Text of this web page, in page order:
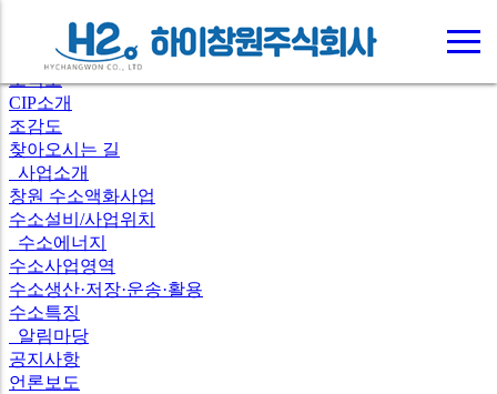
하
메
뉴
인사말
조직도
CIP소개
조감도
찾아오시는 길
사업소개
창원 수소액화사업
수소설비/사업위치
수소에너지
수소사업영역
수소생산·저장·운송·활용
수소특징
알림마당
공지사항
언론보도
공지사항